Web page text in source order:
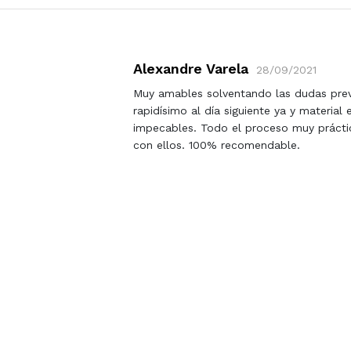
Alexandre Varela
28/09/2021
Muy amables solventando las dudas
rapidísimo al día siguiente ya y material
impecables. Todo el proceso muy
con ellos. 100% recomendable.